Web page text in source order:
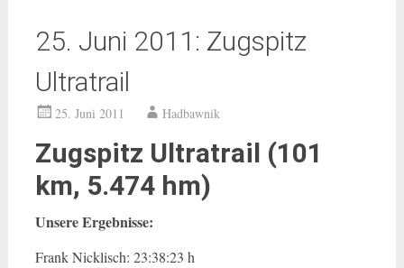
25. Juni 2011: Zugspitz
Ultratrail
25. Juni 2011 Hadbawnik
Zugspitz Ultratrail (101
km, 5.474 hm)
Unsere Ergebnisse:
Frank Nicklisch: 23:38:23 h